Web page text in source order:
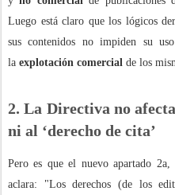
Luego está claro que los lógicos
sus contenidos no impiden su
la explotación comercial de los
2. La Directiva no
ni al ‘derecho de cita’
Pero es que el nuevo apartado
aclara: "Los derechos (de los